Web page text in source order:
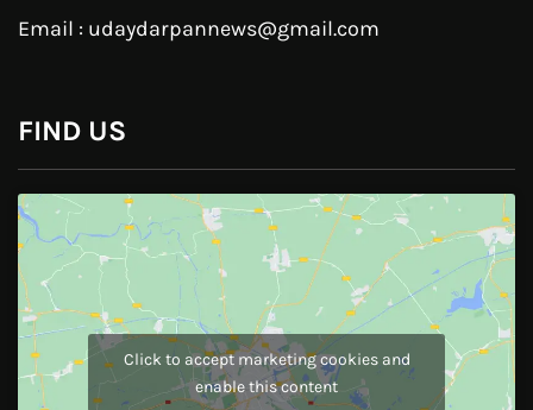
Instagram
JOIN US
Like Us On